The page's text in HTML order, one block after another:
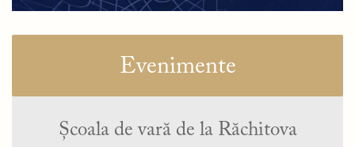
Evenimente
Școala de vară de la Răchitova